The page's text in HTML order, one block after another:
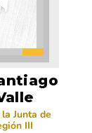
Junta de
III